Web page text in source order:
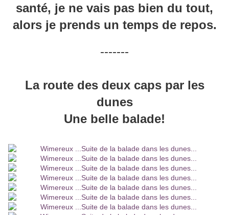
santé, je ne vais pas bien du tout,
alors je prends un temps de repos.
-------
La route des deux caps par les
dunes
Une belle balade!